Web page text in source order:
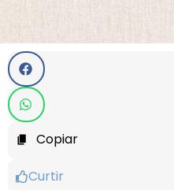
Copiar
Curtir